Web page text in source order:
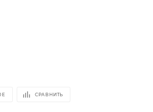
СРАВНИТЬ